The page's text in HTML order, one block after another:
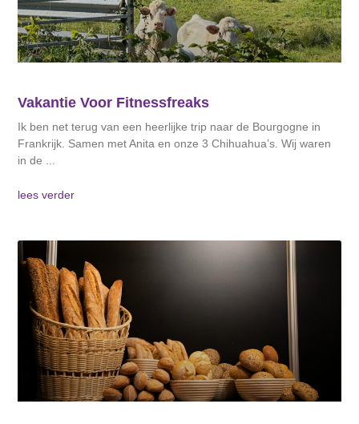
Vakantie Voor Fitnessfreaks
Ik ben net terug van een heerlijke trip naar de Bourgogne in
Frankrijk. Samen met Anita en onze 3 Chihuahua’s. Wij waren
in de
lees verder